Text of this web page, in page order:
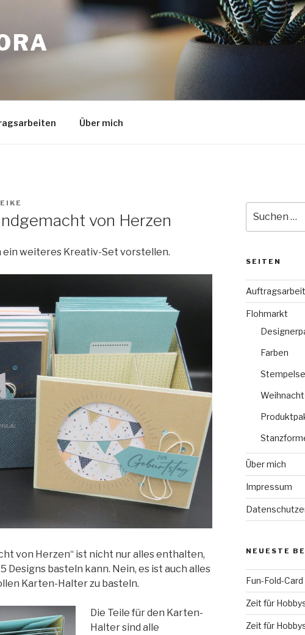
Über mich
von Herzen
ein weiteres Kreativ-Set vorstellen.
von Herzen“ ist nicht nur alles enthalten,
Designs basteln kann. Nein, es ist auch alles
Karten-Halter zu basteln.
Die Teile für den Karten-
Halter sind alle
nach:
SEITEN
Flohmarkt
Farben
Über mich
Impressum
NEUESTE
Fun-Fold-
Zeit für
Zeit für